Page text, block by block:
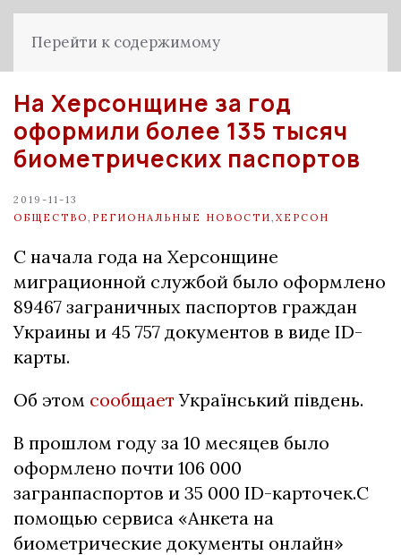
Перейти к содержимому
На Херсонщине за год
оформили более 135 тысяч
биометрических паспортов
2019-11-13
ОБЩЕСТВО РЕГИОНАЛЬНЫЕ НОВОСТИ ХЕРСОН
С начала года на Херсонщине
миграционной службой было оформлено
89467 заграничных паспортов граждан
Украины и 45 757 документов в виде ID-
карты.
Об этом сообщает Український південь.
В прошлом году за 10 месяцев было
оформлено почти 106 000
загранпаспортов и 35 000 ID-карточек.С
помощью сервиса «Анкета на
биометрические документы онлайн»